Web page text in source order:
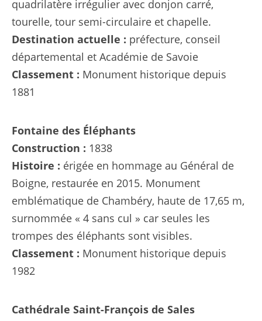
quadrilatère irrégulier avec donjon carré,
tourelle, tour semi-circulaire et chapelle.
Destination actuelle : préfecture, conseil
départemental et Académie de Savoie
Classement : Monument historique depuis
1881
Fontaine des Éléphants
Construction : 1838
Histoire : érigée en hommage au Général de
Boigne, restaurée en 2015. Monument
emblématique de Chambéry, haute de 17,65 m,
surnommée « 4 sans cul » car seules les
trompes des éléphants sont visibles.
Classement : Monument historique depuis
1982
Cathédrale Saint-François de Sales